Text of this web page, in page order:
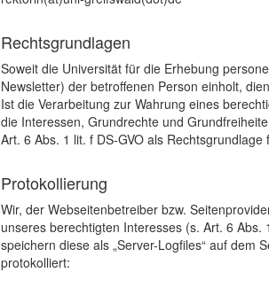
Rechtsgrundlagen
Soweit die Universität für die Erhebung
Newsletter) der betroffenen Person einholt,
Ist die Verarbeitung zur Wahrung eines
die Interessen, Grundrechte und
Art. 6 Abs. 1 lit. f DS-GVO als
Protokollierung
Wir, der Webseitenbetreiber bzw.
unseres berechtigten Interesses (s. Art. 6
speichern diese als „Server-Logfiles“ auf dem
protokolliert: